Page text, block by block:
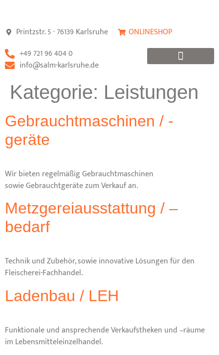
Printzstr. 5 · 76139 Karlsruhe
ONLINESHOP
+49 721 96 404 0
info@salm-karlsruhe.de
Kategorie: Leistungen
Gebrauchtmaschinen / -
geräte
Wir bieten regelmäßig Gebrauchtmaschinen
sowie Gebrauchtgeräte zum Verkauf an.
Metzgereiausstattung / –
bedarf
Technik und Zubehör, sowie innovative Lösungen für den
Fleischerei-Fachhandel.
Ladenbau / LEH
Funktionale und ansprechende Verkaufstheken und –räume
im Lebensmitteleinzelhandel.